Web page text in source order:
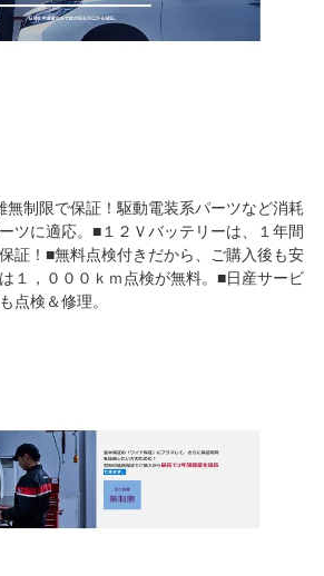
無制限で保証！駆動電装系パーツなど消耗
ツに適応。■１２Ｖバッテリーは、１年間
証！■無料点検付きだから、ご購入後も安
１，０００ｋｍ点検が無料。■日産サービ
点検＆修理。